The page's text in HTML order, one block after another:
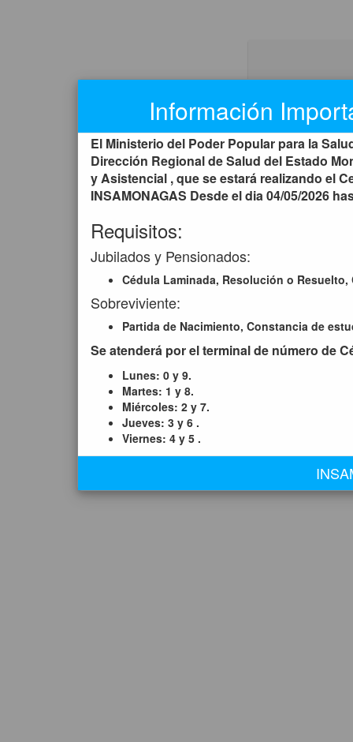
Contraseña
Información
El Ministerio del Poder Popular para la
Dirección Regional de Salud del Estado
yAsistencial , que se estará realizando el
INSAMONAGAS Desde el dia 04/05/2026
Requisitos:
Jubilados y Pensionados:
Cédula Laminada, Resolución o
Sobreviviente:
Partida de Nacimiento, Constancia de
Se atenderá por el terminal de número de
Lunes: 0 y 9.
Martes: 1 y 8.
Miércoles: 2 y 7.
Jueves: 3 y 6 .
Viernes: 4 y 5 .